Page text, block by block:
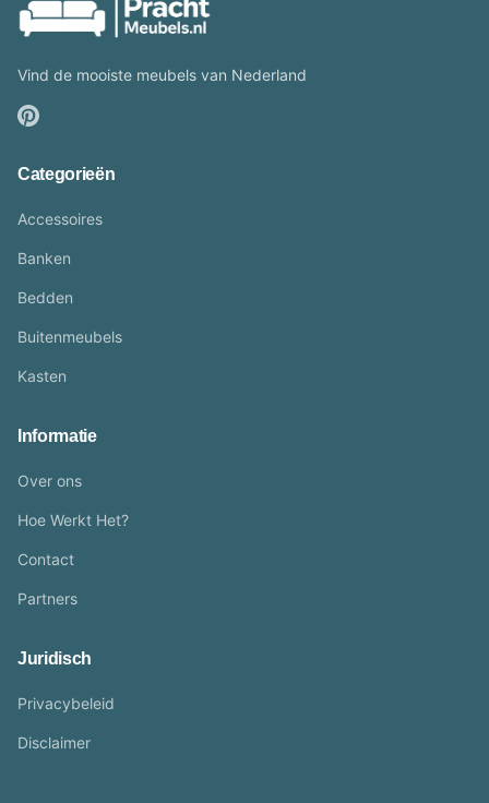
Vind de mooiste meubels van Nederland
Categorieën
Accessoires
Banken
Bedden
Buitenmeubels
Kasten
Informatie
Over ons
Hoe Werkt Het?
Contact
Partners
Juridisch
Privacybeleid
Disclaimer